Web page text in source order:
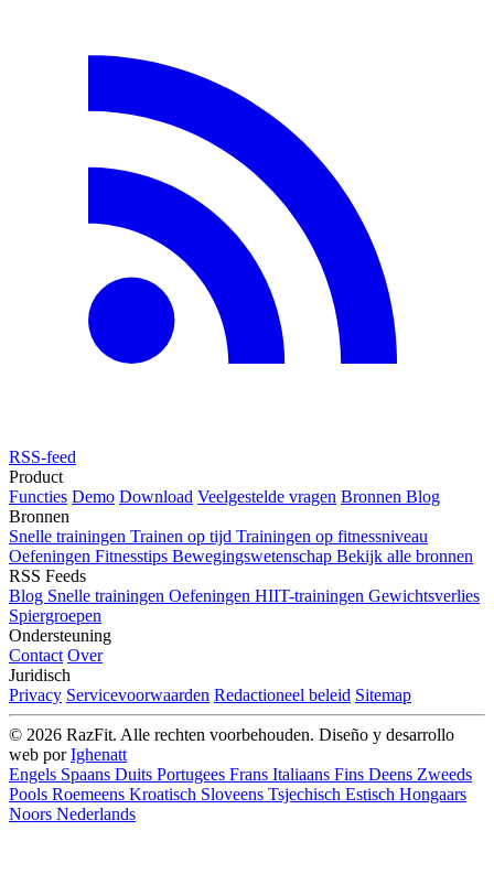
RSS-feed
Product
Functies Demo Download Veelgestelde vragen Bronnen Blog
Bronnen
Snelle trainingen Trainen op tijd Trainingen op fitnessniveau
Oefeningen Fitnesstips Bewegingswetenschap Bekijk alle bronnen
RSS Feeds
Blog Snelle trainingen Oefeningen HIIT-trainingen Gewichtsverlies
Spiergroepen
Ondersteuning
Contact Over
Juridisch
Privacy Servicevoorwaarden Redactioneel beleid Sitemap
© 2026 RazFit. Alle rechten voorbehouden. Diseño y desarrollo
web porIghenatt
Engels Spaans Duits Portugees Frans Italiaans Fins Deens Zweeds
Pools Roemeens Kroatisch Sloveens Tsjechisch Estisch Hongaars
Noors Nederlands